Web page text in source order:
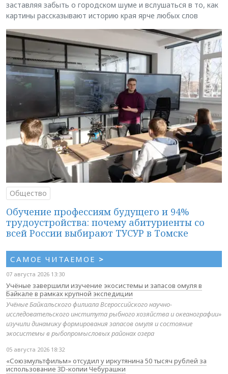
заставляя забыть о городском шуме и вслушаться в то, как
картины рассказывают историю края ярче любых слов
Общество
Обучение профессиям будущего и 94%
трудоустройства: почему абитуриенты со
всей России выбирают ТУСУР в Томске
САМОЕ ЧИТАЕМОЕ >
07 августа 2026 13:30
Учёные завершили изучение экосистемы и запасов омуля в
Байкале в рамках крупной экспедиции
Учёные Байкальского филиала Всероссийского научно-
исследовательского института рыбного хозяйства и океанографии»
изучили динамику формирования запасов омуля и состояние
экосистемы в рыбопромысловых районах озера
05 августа 2026 18:32
«Союзмультфильм» отсудил у иркутянина 50 тысяч рублей за
использование 3D-копии Чебурашки